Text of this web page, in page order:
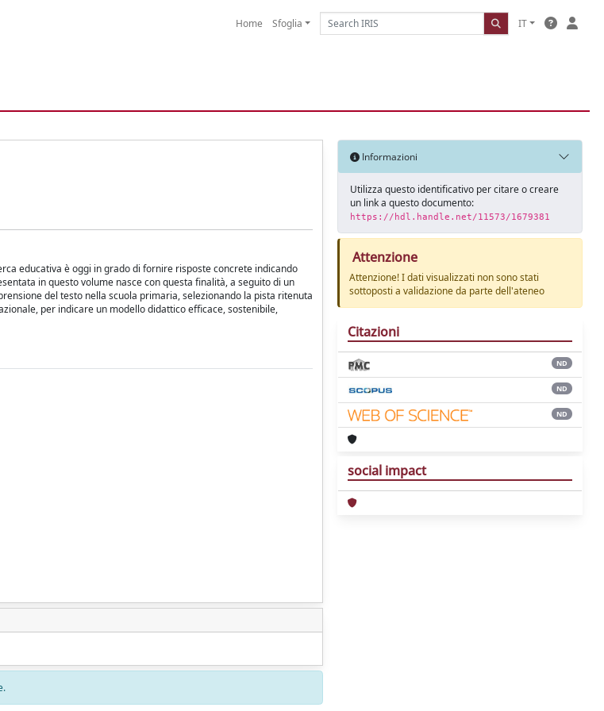
Home Sfoglia IT
educativa è oggi in grado di fornire risposte concrete indicando
in questo volume nasce con questa finalità, a seguito di un
del testo nella scuola primaria, selezionando la pista ritenuta
per indicare un modello didattico efficace, sostenibile,
Informazioni
Utilizza questo identificativo per citare o creare
un link a questo documento:
https://hdl.handle.net/11573/1679381
Attenzione
Attenzione! I dati visualizzati non sono stati
sottoposti a validazione da parte dell'ateneo
Citazioni
ND
ND
ND
social impact